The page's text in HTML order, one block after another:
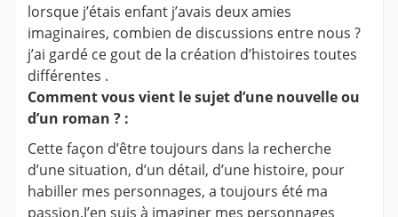
lorsque j’étais enfant j’avais deux amies
imaginaires, combien de discussions entre nous ?
j’ai gardé ce gout de la création d’histoires toutes
différentes .
Comment vous vient le sujet d’une nouvelle ou
d’un roman ? :
Cette façon d’être toujours dans la recherche
d’une situation, d’un détail, d’une histoire, pour
habiller mes personnages, a toujours été ma
passion.J’en suis à imaginer mes personnages